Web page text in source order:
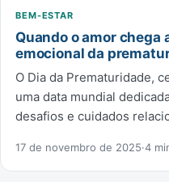
BEM-ESTAR
Quando o amor chega
emocional da
O Dia da Prematuridade,
uma data mundial
desafios e cuidados
17 de novembro de 2025·4